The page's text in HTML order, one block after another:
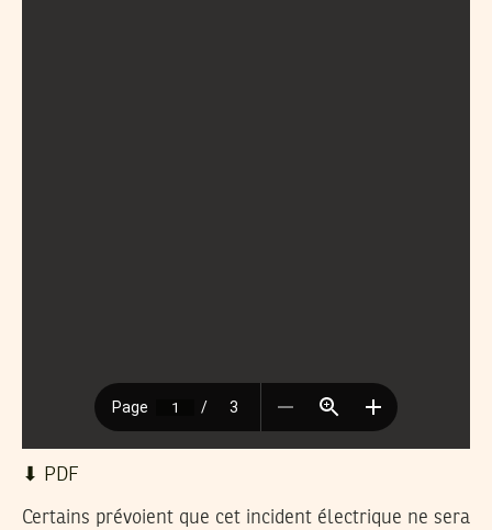
⬇︎ PDF
Certains prévoient que cet incident électrique ne sera